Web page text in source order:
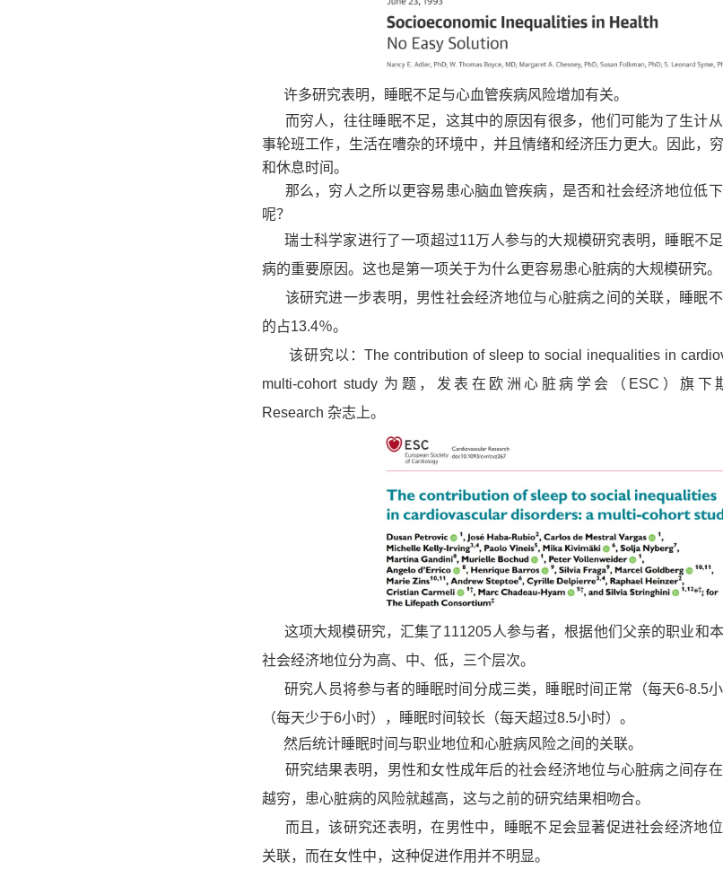
许多研究表明， 睡眠不足与心血管疾病风险增加有关。
而穷人，往往睡眠不足，这其中的原因有很多，他们可能为了生计
事轮班工作，生活在嘈杂的环境中，并且情绪和经济压力更大。因此，
和休息时间。
那么，穷人之所以更容易患心脑血管疾病，是否和社会经济地位低
呢？
瑞士科学家进行了一项超过11万人参与的大规模研究表明，
睡眠不
病的重要原因。这也是第一项关于为什么更容易患心脏病的大规模研究。
该研究进一步表明， 男性社会经济地位与心脏病之间的关联，睡眠
的占13.4％。
该研究以：The contribution of sleep to social inequalities in
multi-cohort study为题，发表在欧洲心脏病学会 （ESC）旗下
Research 杂志上。
这项大规模研究，汇集了111205人参与者，根据他们父亲的职业和
社会经济地位分为高、中、低，三个层次。
研究人员将参与者的睡眠时间分成三类， 睡眠时间正常 （每天6-8.5小
（每天少于6小时）
， 睡眠时间较长 （每天超过8.5小时） 。
然后统计睡眠时间与职业地位和心脏病风险之间的关联。
研究结果表明， 男性和女性成年后的社会经济地位与心脏病之间存
越穷，患心脏病的风险就越高，这与之前的研究结果相吻合。
而且，该研究还表明，在男性中，睡眠不足会显著促进社会经济地
关联，而在女性中，这种促进作用并不明显。